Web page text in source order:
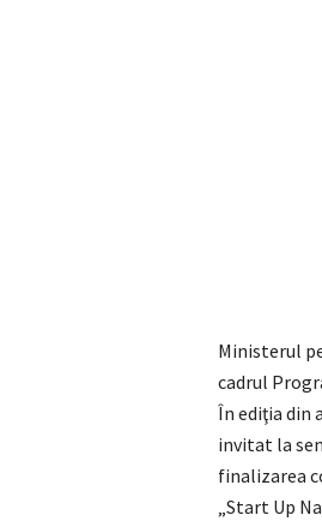
Ministerul
cadrul
În ediţia din
invitat la
finalizarea
„Start Up